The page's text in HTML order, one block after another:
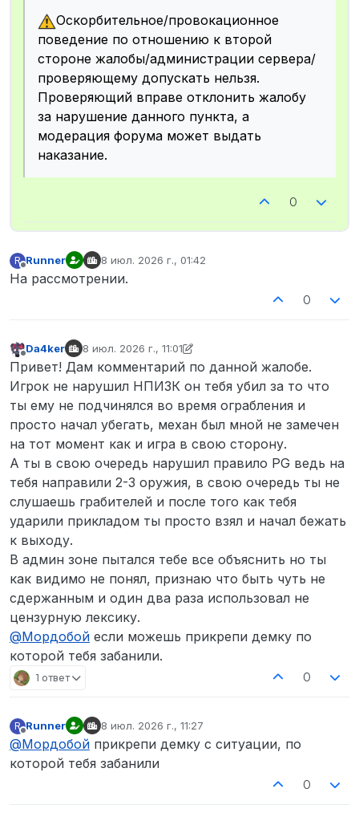
Оскорбительное/провокационное
поведение по отношению к второй
стороне жалобы/администрации сервера/
проверяющему допускать нельзя.
Проверяющий вправе отклонить жалобу
за нарушение данного пункта, а
модерация форума может выдать
наказание.
0
R
Не в сети
Runner 8 июл. 2026 г., 01:42
отредактировано
На рассмотрении.
0
Не в сети
Da4ker 8 июл. 2026 г., 11:01
отредактировано Da4ker
Привет! Дам комментарий по данной жалобе.
Игрок не нарушил НПИЗК он тебя убил за то что
ты ему не подчинялся во время ограбления и
просто начал убегать, механ был мной не замечен
на тот момент как и игра в свою сторону.
А ты в свою очередь нарушил правило PG ведь на
тебя направили 2-3 оружия, в свою очередь ты не
слушаешь грабителей и после того как тебя
ударили прикладом ты просто взял и начал бежать
к выходу.
В админ зоне пытался тебе все объяснить но ты
как видимо не понял, признаю что быть чуть не
сдержанным и один два раза использовал не
цензурную лексику.
@Мордобой если можешь прикрепи демку по
которой тебя забанили.
1 ответ 0
R
Не в сети
Runner 8 июл. 2026 г., 11:27
отредактировано
@Мордобой прикрепи демку с ситуации, по
которой тебя забанили
0